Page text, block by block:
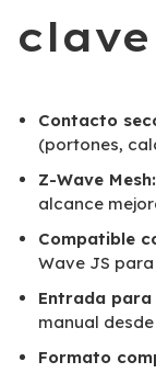
clave
Contacto
(portones,
Z-Wave Mesh:
alcance
Compatible
Wave JS
Entrada
manual
Formato